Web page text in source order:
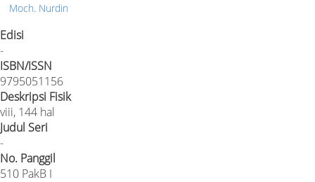
Moch. Nurdin
Edisi
-
ISBN/ISSN
9795051156
Deskripsi Fisik
viii, 144 hal
Judul Seri
-
No. Panggil
510 PakB I